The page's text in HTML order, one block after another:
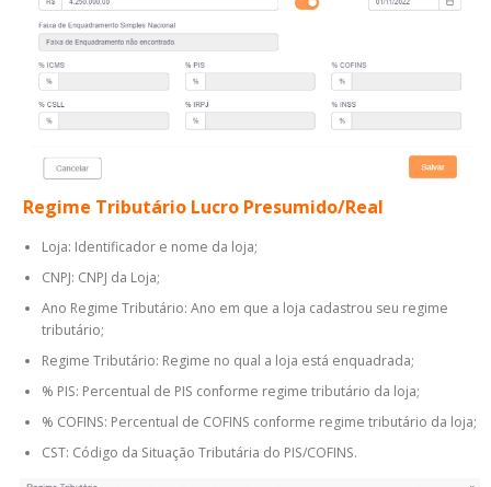
Regime Tributário Lucro Presumido/Real
Loja: Identificador e nome da loja;
CNPJ: CNPJ da Loja;
Ano Regime Tributário: Ano em que a loja cadastrou seu regime
tributário;
Regime Tributário: Regime no qual a loja está enquadrada;
% PIS: Percentual de PIS conforme regime tributário da loja;
% COFINS: Percentual de COFINS conforme regime tributário da loja;
CST: Código da Situação Tributária do PIS/COFINS.